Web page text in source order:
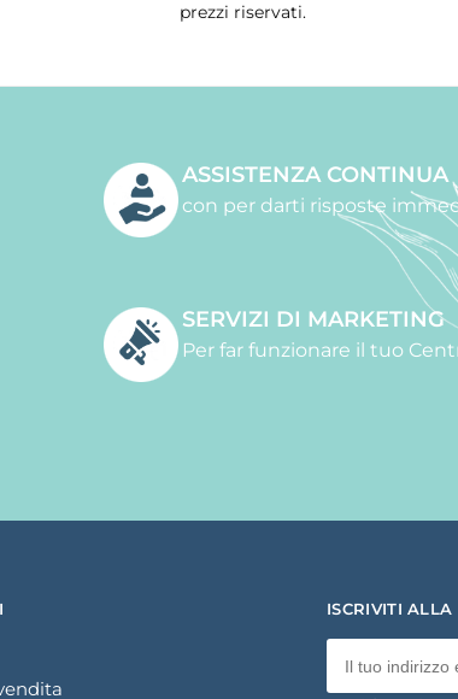
prezzi riservati.
ASSISTENZA CONTINUA
con per darti risposte
SERVIZI DI MARKETING
Per far funzionare il tuo
ISCRIVITI ALLA